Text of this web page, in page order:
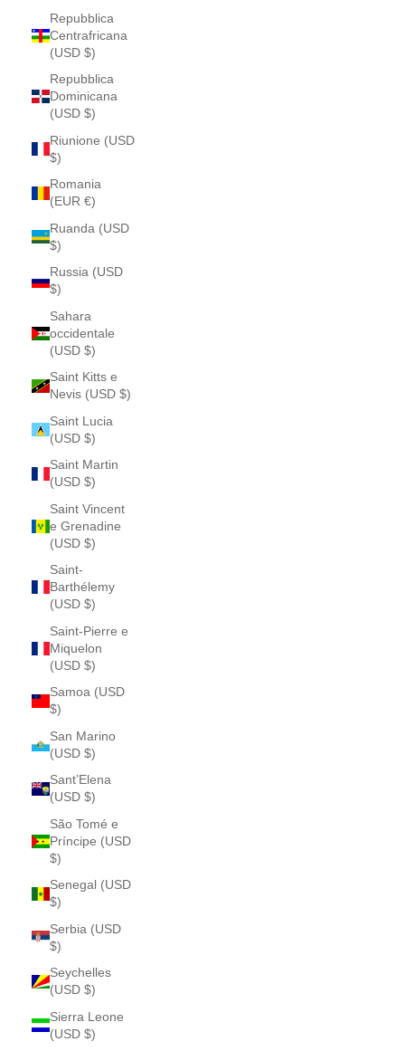
Repubblica
Centrafricana
(USD $)
Repubblica
Dominicana
(USD $)
Riunione (USD
$)
Romania
(EUR €)
Ruanda (USD
$)
Russia (USD
$)
Sahara
occidentale
(USD $)
Saint Kitts e
Nevis (USD $)
Saint Lucia
(USD $)
Saint Martin
(USD $)
Saint Vincent
e Grenadine
(USD $)
Saint-
Barthélemy
(USD $)
Saint-Pierre e
Miquelon
(USD $)
Samoa (USD
$)
San Marino
(USD $)
Sant’Elena
(USD $)
São Tomé e
Príncipe (USD
$)
Senegal (USD
$)
Serbia (USD
$)
Seychelles
(USD $)
Sierra Leone
(USD $)